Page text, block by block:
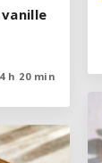
4 h 20 min
4 h 20 min